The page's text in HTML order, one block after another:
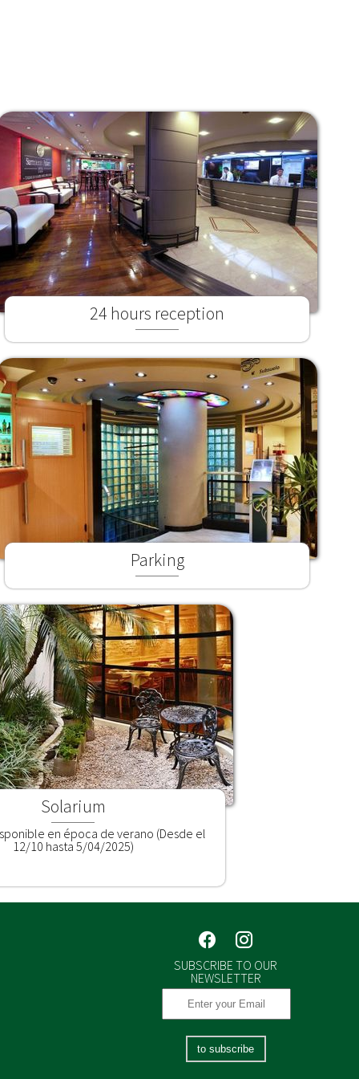
24 hours reception
Parking
Solarium
en época de verano (Desde el
12/10 hasta 5/04/2025)
SUBSCRIBE TO OUR
NEWSLETTER
to subscribe